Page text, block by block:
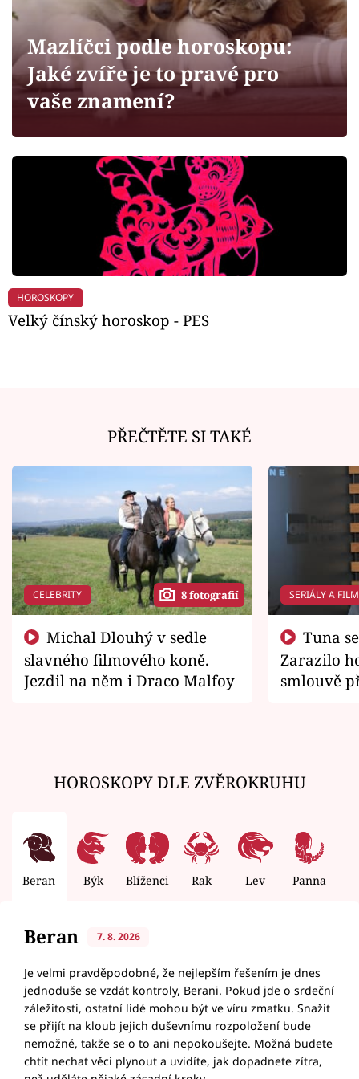
Sledujte prima+
Filmový festival Karlovy Vary
Mámy sobě
Sledujte nás
Mazlíčci podle horoskopu:
Jaké zvíře je to pravé pro
vaše znamení?
HOROSKOPY
Velký čínský horoskop - PES
PŘEČTĚTE SI TAKÉ
CELEBRITY 8 fotografií
slavného filmového koně.
Jezdil na něm i Draco Malfoy
SERIÁLY A
Zarazilo
smlouvě
HOROSKOPY DLE ZVĚROKRUHU
Beran Býk Blíženci Rak Lev Panna
Beran 7. 8. 2026
Je velmi pravděpodobné, že nejlepším řešením je dnes
jednoduše se vzdát kontroly, Berani. Pokud jde o srdeční
záležitosti, ostatní lidé mohou být ve víru zmatku. Snažit
se přijít na kloub jejich duševnímu rozpoložení bude
nemožné, takže se o to ani nepokoušejte. Možná budete
chtít nechat věci plynout a uvidíte, jak dopadnete zítra,